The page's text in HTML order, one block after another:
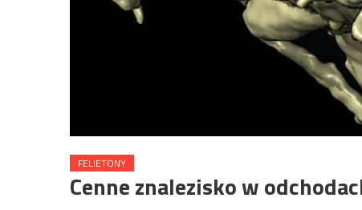
FELIETONY
Cenne znalezisko w